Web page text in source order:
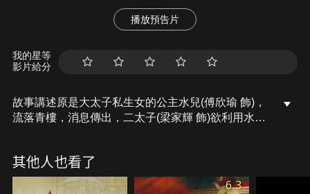
播放預告片
我的星等
影片給分
故事講述原是大太子私生女的公主水兒(傅欣瑜 飾)，
流落青樓，消息傳出，二太子(梁家輝 飾)欲利用水兒
宮。沿途激戰，水兒嬌生慣養，武士生性耿直，兩人
鬥氣衝突‥‥
其他人也看了
6.3